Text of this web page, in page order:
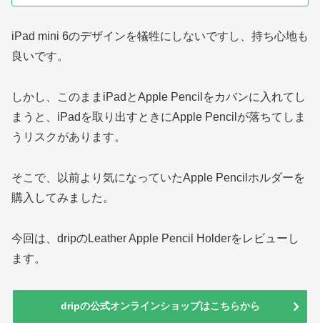
iPad mini 6のデザインを犠牲にしないですし、持ち心地も
良いです。
しかし、このままiPadとApple Pencilをカバンに入れてし
まうと、iPadを取り出すときにApple Pencilが落ちてしま
うリスクがあります。
そこで、以前より気になっていたApple Pencilホルダーを
購入してみました。
今回は、dripのLeather Apple Pencil Holderをレビューし
ます。
dripの公式オンラインショップはこちらから